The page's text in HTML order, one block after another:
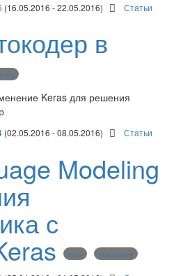
(16.05.2016 - 22.05.2016) Статьи
в
Keras для решения
(02.05.2016 - 08.05.2016) Статьи
Modeling
с
Keras Deep Learning